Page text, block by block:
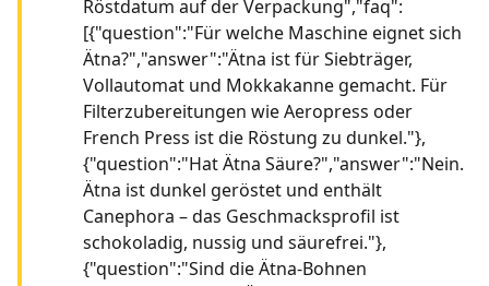
Röstdatum auf der Verpackung","faq":
[{"question":"Für welche Maschine eignet sich
Ätna?","answer":"Ätna ist für Siebträger,
Vollautomat und Mokkakanne gemacht. Für
Filterzubereitungen wie Aeropress oder
French Press ist die Röstung zu dunkel."},
{"question":"Hat Ätna Säure?","answer":"Nein.
Ätna ist dunkel geröstet und enthält
Canephora – das Geschmacksprofil ist
schokoladig, nussig und säurefrei."},
{"question":"Sind die Ätna-Bohnen